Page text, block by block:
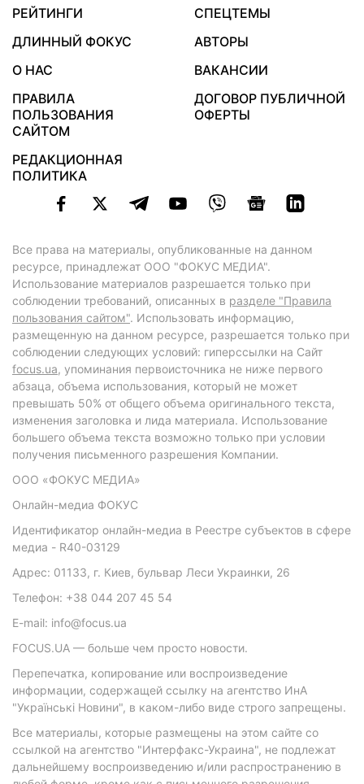
РЕЙТИНГИ
СПЕЦТЕМЫ
ДЛИННЫЙ ФОКУС
АВТОРЫ
О НАС
ВАКАНСИИ
ПРАВИЛА
ПОЛЬЗОВАНИЯ
САЙТОМ
ДОГОВОР ПУБЛИЧНОЙ
ОФЕРТЫ
РЕДАКЦИОННАЯ
ПОЛИТИКА
Все права на материалы, опубликованные на данном
ресурсе, принадлежат ООО "ФОКУС МЕДИА".
Использование материалов разрешается только при
соблюдении требований, описанных в разделе "Правила
пользования сайтом". Использовать информацию,
размещенную на данном ресурсе, разрешается только при
соблюдении следующих условий: гиперссылки на Сайт
focus.ua, упоминания первоисточника не ниже первого
абзаца, объема использования, который не может
превышать 50% от общего объема оригинального текста,
изменения заголовка и лида материала. Использование
большего объема текста возможно только при условии
получения письменного разрешения Компании.
ООО «ФОКУС МЕДИА»
Онлайн-медиа ФОКУС
Идентификатор онлайн-медиа в Реестре субъектов в сфере
медиа - R40-03129
Адрес: 01133, г. Киев, бульвар Леси Украинки, 26
Телефон: +38 044 207 45 54
E-mail: info@focus.ua
FOCUS.UA — больше чем просто новости.
Перепечатка, копирование или воспроизведение
информации, содержащей ссылку на агентство ИнА
"Українські Новини", в каком-либо виде строго запрещены.
Все материалы, которые размещены на этом сайте со
ссылкой на агентство "Интерфакс-Украина", не подлежат
дальнейшему воспроизведению и/или распространению в